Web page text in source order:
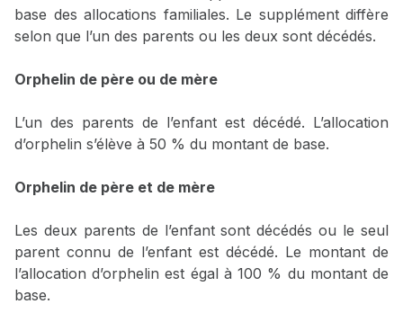
base des allocations familiales. Le supplément diffère
selon que l’un des parents ou les deux sont décédés.
Orphelin de père ou de mère
L’un des parents de l’enfant est décédé. L’allocation
d’orphelin s’élève à 50 % du montant de base.
Orphelin de père et de mère
Les deux parents de l’enfant sont décédés ou le seul
parent connu de l’enfant est décédé. Le montant de
l’allocation d’orphelin est égal à 100 % du montant de
base.